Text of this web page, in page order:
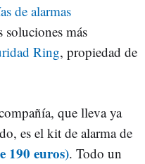
de alarmas
soluciones más
Ring, propiedad de
que lleva ya
es el kit de alarma de
190 euros). Todo un